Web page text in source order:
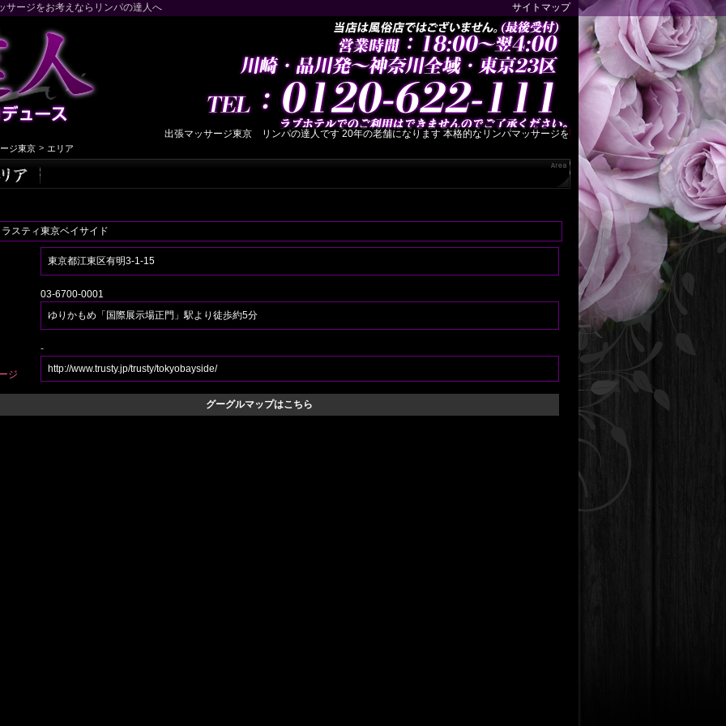
サージをお考えならリンパの達人へ サイトマップ
出張マッサージ東京 リンパの達人です 20年の老舗になります 本格的なリンパマッサージを心ゆくまでご堪能下さい セラピスト
ジ東京 > エリア
スティ東京ベイサイド
東京都江東区有明3-1-15
03-6700-0001
ゆりかもめ「国際展示場正門」駅より徒歩約5分
-
ジ http://www.trusty.jp/trusty/tokyobayside/
グーグルマップはこちら